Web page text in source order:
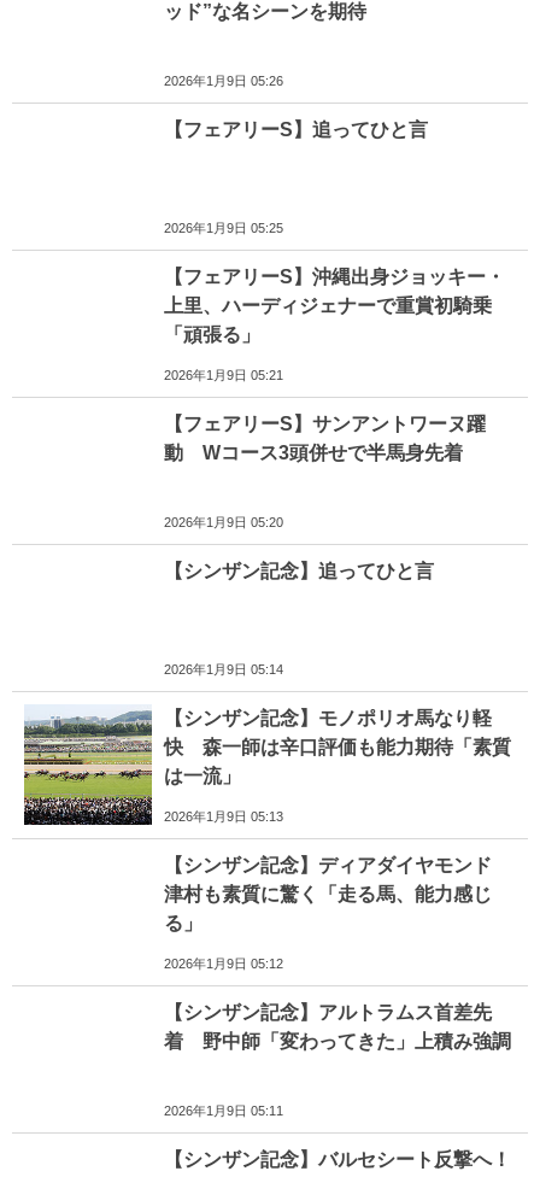
ッド”な名シーンを期待
2026年1月9日 05:26
【フェアリーS】追ってひと言
2026年1月9日 05:25
【フェアリーS】沖縄出身ジョッキー・
上里、ハーディジェナーで重賞初騎乗
「頑張る」
2026年1月9日 05:21
【フェアリーS】サンアントワーヌ躍
動 Wコース3頭併せで半馬身先着
2026年1月9日 05:20
【シンザン記念】追ってひと言
2026年1月9日 05:14
【シンザン記念】モノポリオ馬なり軽
快 森一師は辛口評価も能力期待「素質
は一流」
2026年1月9日 05:13
【シンザン記念】ディアダイヤモンド
津村も素質に驚く「走る馬、能力感じ
る」
2026年1月9日 05:12
【シンザン記念】アルトラムス首差先
着 野中師「変わってきた」上積み強調
2026年1月9日 05:11
【シンザン記念】バルセシート反撃へ！